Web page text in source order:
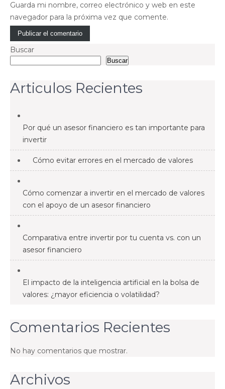
Guarda mi nombre, correo electrónico y web en este
navegador para la próxima vez que comente.
Buscar
Buscar
Articulos Recientes
Por qué un asesor financiero es tan importante para
invertir
Cómo evitar errores en el mercado de valores
Cómo comenzar a invertir en el mercado de valores
con el apoyo de un asesor financiero
Comparativa entre invertir por tu cuenta vs. con un
asesor financiero
El impacto de la inteligencia artificial en la bolsa de
valores: ¿mayor eficiencia o volatilidad?
Comentarios Recientes
No hay comentarios que mostrar.
Archivos